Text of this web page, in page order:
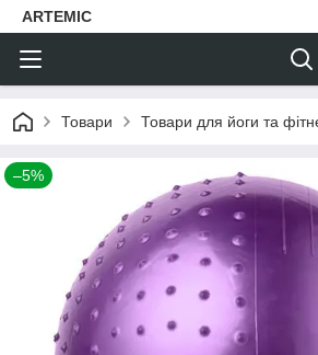
ARTEMIC
Товари Товари для йоги та
–5%